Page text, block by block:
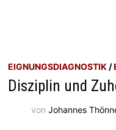
EIGNUNGSDIAGNOSTIK/
Disziplin und
vonJohannes